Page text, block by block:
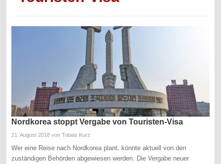
Nordkorea stoppt Vergabe von Touristen-Visa
21. August 2018 von Tobias Kurz
Wer eine Reise nach Nordkorea plant, könnte aktuell von den
zuständigen Behörden abgewiesen werden. Die Vergabe neuer